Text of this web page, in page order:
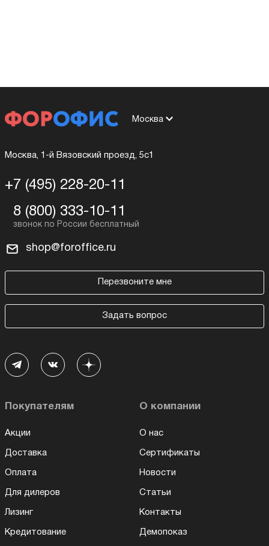
Москва
Москва, 1-й Вязовский проезд, 5с1
+7 (495) 228-20-11
8 (800) 333-10-11
shop@foroffice.ru
Перезвоните мне
Задать вопрос
Покупателям
Акции
Доставка
Оплата
Для дилеров
Лизинг
Кредитование
О компании
О нас
Сертификаты
Новости
Статьи
Контакты
Демопоказ